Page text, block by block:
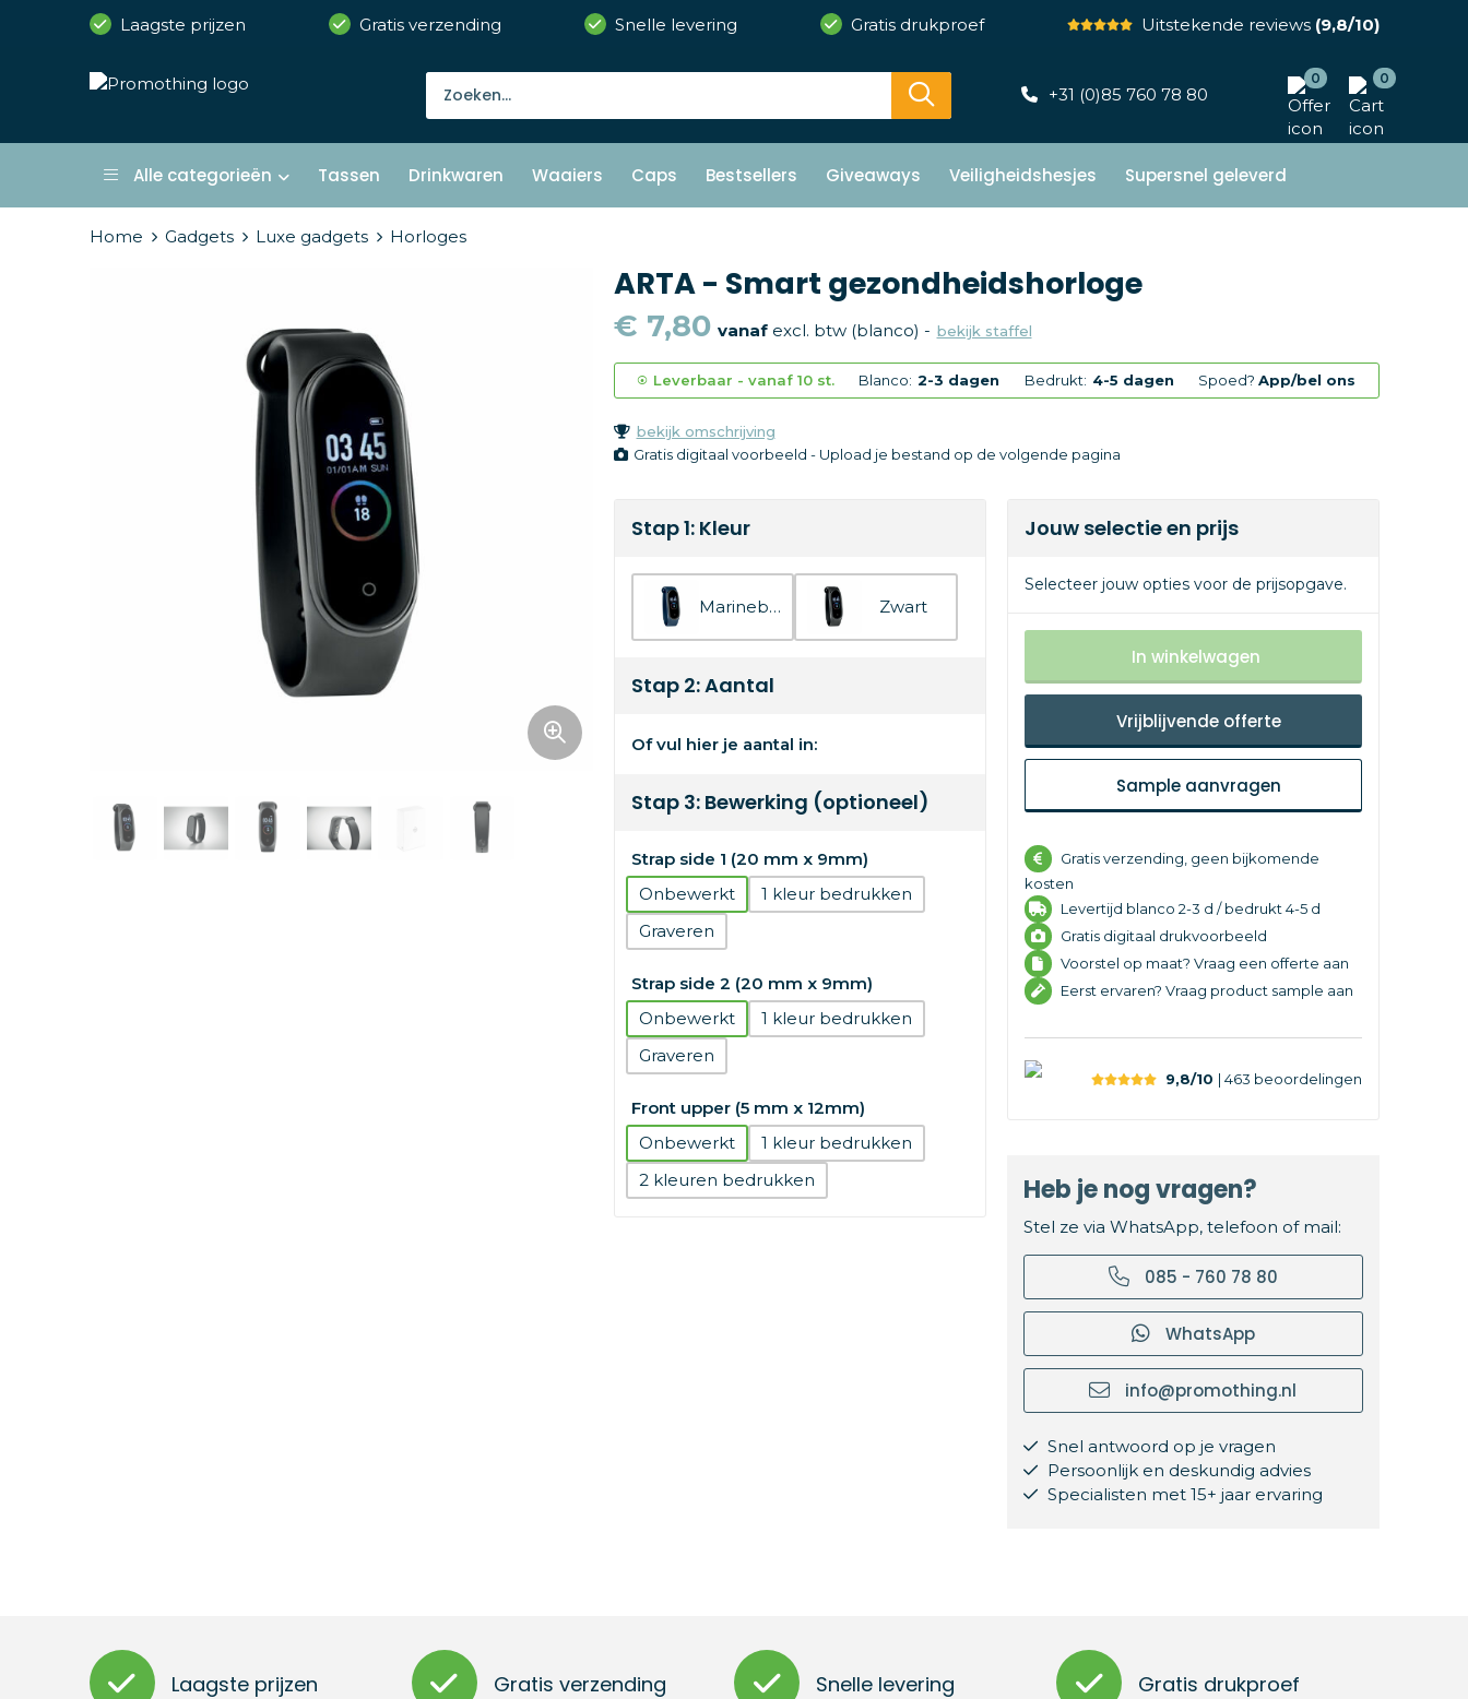
Laagste prijzen Gratis verzending Snelle levering Gratis drukproef Uitstekende reviews(9,8/10)
+31 (0)85 760 78 80
0 0
Alle categorieën Tassen Drinkwaren Waaiers Caps Bestsellers Giveaways Veiligheidshesjes Supersnel geleverd
Home Gadgets Luxe gadgets Horloges
ARTA - Smart gezondheidshorloge
€ 7,80 vanafexcl. btw (blanco) - bekijk staffel
Leverbaar - vanaf 10 st. Blanco: 2-3 dagen Bedrukt: 4-5 dagen Spoed?App/bel ons
bekijk omschrijving
Gratis digitaal voorbeeld - Upload je bestand op de volgende pagina
Stap 1: Kleur
Marineblauw Zwart
Stap 2: Aantal
Of vul hier je aantal in:
Stap 3: Bewerking (optioneel)
Strap side 1 (20 mm x 9mm)
Onbewerkt
1
Graveren
Strap side 2 (20 mm x 9mm)
Onbewerkt
1
Graveren
Front upper (5 mm x 12mm)
Onbewerkt
1
2
Jouw selectie en prijs
Selecteer jouw opties voor de prijsopgave.
In winkelwagen
Vrijblijvende offerte
Sample aanvragen
Gratis verzending, geen bijkomende
kosten
Levertijd blanco 2-3 d / bedrukt 4-5 d
Gratis digitaal drukvoorbeeld
Voorstel op maat? Vraag een offerte aan
Eerst ervaren? Vraag product sample aan
9,8/10 | 463 beoordelingen
Heb je nog vragen?
Stel ze via WhatsApp, telefoon of mail:
085 - 760 78 80
WhatsApp
info@promothing.nl
Snel antwoord op je vragen
Persoonlijk en deskundig advies
Specialisten met 15+ jaar ervaring
Laagste prijzen Gratis verzending Snelle levering Gratis drukproef